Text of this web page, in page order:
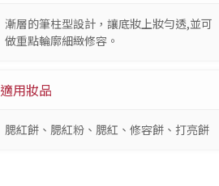
漸層的筆柱型設計，讓底妝上妝勻透,並可
做重點輪廓細緻修容。
適用妝品
腮紅餅、腮紅粉、腮紅、修容餅、打亮餅